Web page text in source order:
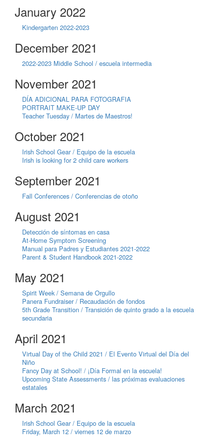
January 2022
Kindergarten 2022-2023
December 2021
2022-2023 Middle School / escuela intermedia
November 2021
DÍA ADICIONAL PARA FOTOGRAFIA
PORTRAIT MAKE-UP DAY
Teacher Tuesday / Martes de Maestros!
October 2021
Irish School Gear / Equipo de la escuela
Irish is looking for 2 child care workers
September 2021
Fall Conferences / Conferencias de otoño
August 2021
Detección de síntomas en casa
At-Home Symptom Screening
Manual para Padres y Estudiantes 2021-2022
Parent & Student Handbook 2021-2022
May 2021
Spirit Week / Semana de Orgullo
Panera Fundraiser / Recaudación de fondos
5th Grade Transition / Transición de quinto grado a la escuela
secundaria
April 2021
Virtual Day of the Child 2021 / El Evento Virtual del Día del
Niño
Fancy Day at School! / ¡Día Formal en la escuela!
Upcoming State Assessments / las próximas evaluaciones
estatales
March 2021
Irish School Gear / Equipo de la escuela
Friday, March 12 / viernes 12 de marzo